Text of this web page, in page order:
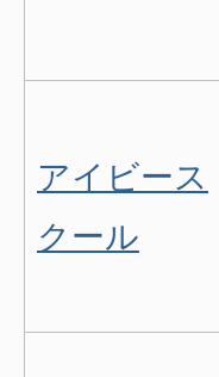
アイビース
クール